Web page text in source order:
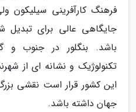
فرهنگ کارآفرینی سیلیکون
جایگاهی عالی برای
باشد. بنگلور در جنوب و
تکنولوژیک و نشانه ای از
این کشور قرار است نقشی
جهان داشته باشد.